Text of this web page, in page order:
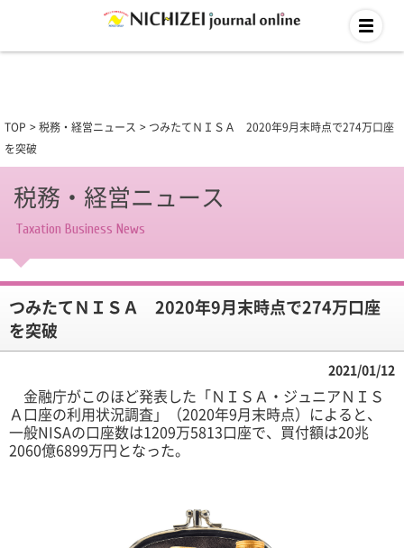
TOP 税務・経営ニュース
つみたてＮＩＳＡ 2020年9月末時点で274万口座
を突破
税務・経営ニュース
Taxation Business News
つみたてＮＩＳＡ 2020年9月末時点で274万口座
を突破
2021/01/12
金融庁がこのほど発表した「ＮＩＳＡ・ジュニアＮＩＳ
Ａ口座の利用状況調査」（2020年9月末時点）によると、
一般NISAの口座数は1209万5813口座で、買付額は20兆
2060億6899万円となった。